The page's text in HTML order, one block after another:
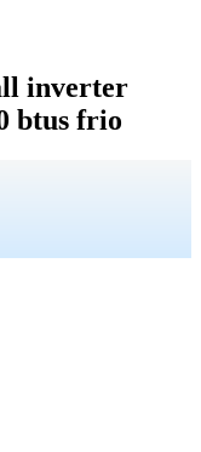
inverter
btus frio